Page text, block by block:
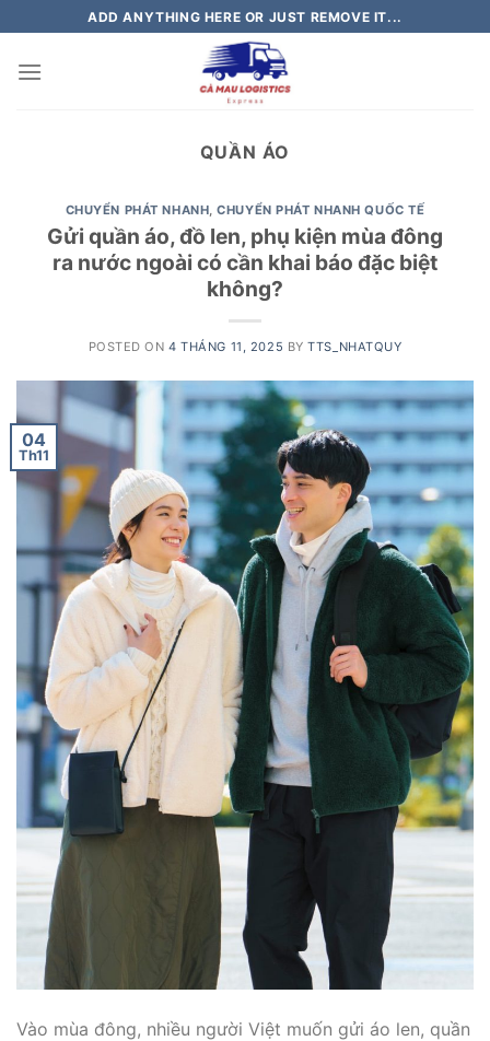
to
content
ADD ANYTHING HERE OR JUST REMOVE IT...
QUẦN ÁO
CHUYỂN PHÁT NHANH,CHUYỂN PHÁT NHANH QUỐC TẾ
Gửi quần áo, đồ len, phụ kiện mùa đông
ra nước ngoài có cần khai báo đặc biệt
không?
POSTED ON4 THÁNG 11, 2025 BYTTS_NHATQUY
04
Th11
Vào mùa đông, nhiều người Việt muốn gửi áo len, quần